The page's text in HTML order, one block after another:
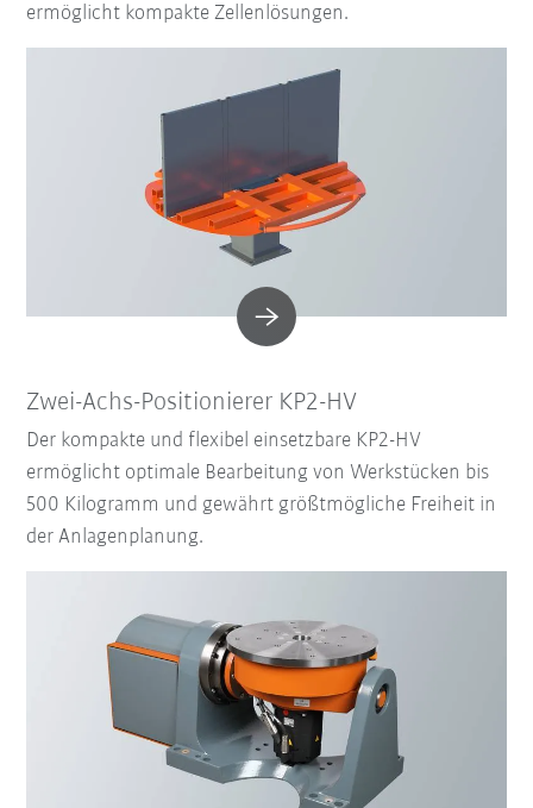
ermöglicht kompakte Zellenlösungen.
Zwei-Achs-Positionierer KP2-HV
Der kompakte und flexibel einsetzbare KP2-HV
ermöglicht optimale Bearbeitung von Werkstücken bis
500 Kilogramm und gewährt größtmögliche Freiheit in
der Anlagenplanung.